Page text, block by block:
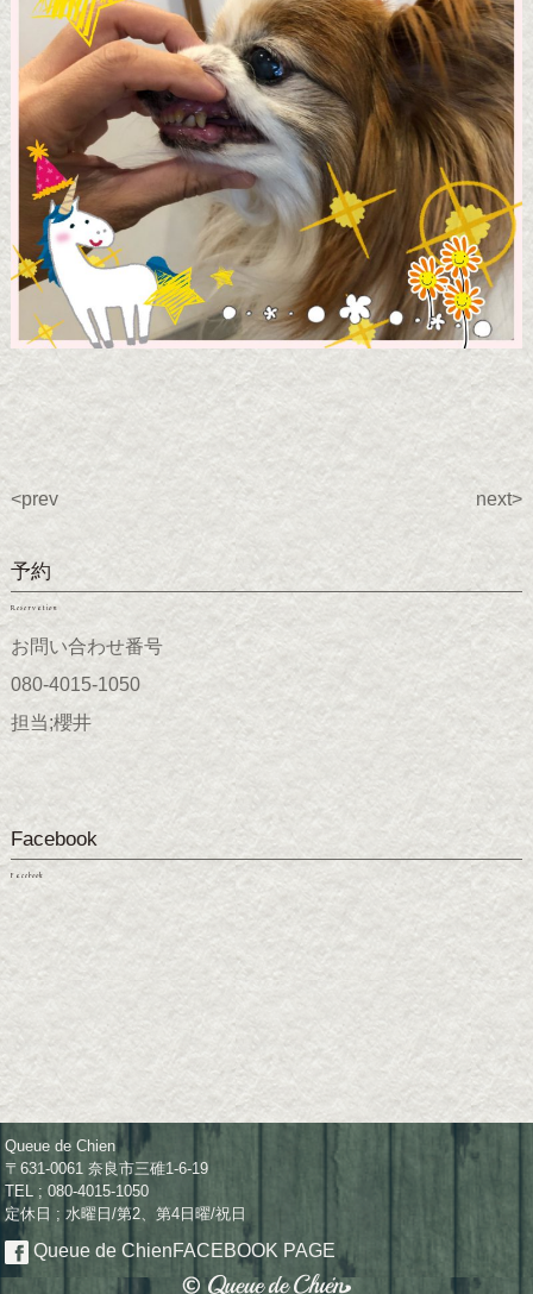
<prev next>
予約
Reservation
お問い合わせ番号
080-4015-1050
担当;櫻井
Facebook
Facebook
Queue de Chien
〒631-0061 奈良市三碓1-6-19
TEL ; 080-4015-1050
定休日 ; 水曜日/第2、第4日曜/祝日
Queue de ChienFACEBOOK PAGE